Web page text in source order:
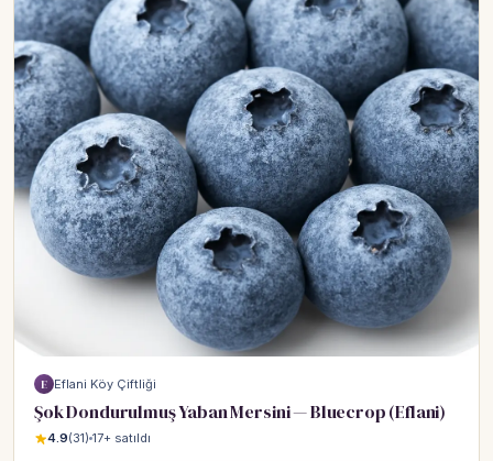
E Eflani Köy Çiftliği
Şok Dondurulmuş Yaban Mersini — Bluecrop (Eflani)
4.9(31) 17+ satıldı